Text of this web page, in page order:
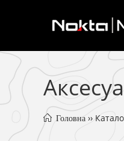
Головна ››